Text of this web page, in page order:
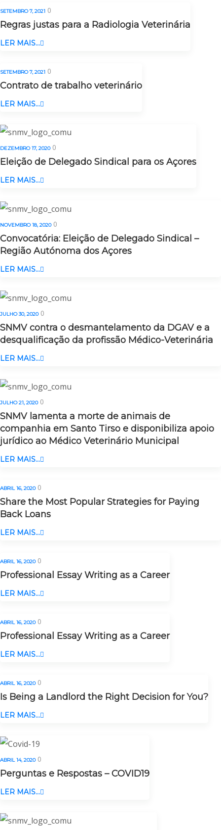
SETEMBRO 7, 2021 0
Regras justas para a Radiologia Veterinária
LER MAIS...
SETEMBRO 7, 2021 0
Contrato de trabalho veterinário
LER MAIS...
DEZEMBRO 17, 2020 0
Eleição de Delegado Sindical para os Açores
LER MAIS...
NOVEMBRO 18, 2020 0
Convocatória: Eleição de Delegado Sindical –
Região Autónoma dos Açores
LER MAIS...
JULHO 30, 2020 0
SNMV contra o desmantelamento da DGAV e a
desqualificação da profissão Médico-Veterinária
LER MAIS...
JULHO 21, 2020 0
SNMV lamenta a morte de animais de
companhia em Santo Tirso e disponibiliza apoio
jurídico ao Médico Veterinário Municipal
LER MAIS...
ABRIL 16, 2020 0
Share the Most Popular Strategies for Paying
Back Loans
LER MAIS...
ABRIL 16, 2020 0
Professional Essay Writing as a Career
LER MAIS...
ABRIL 16, 2020 0
Professional Essay Writing as a Career
LER MAIS...
ABRIL 16, 2020 0
Is Being a Landlord the Right Decision for You?
LER MAIS...
ABRIL 14, 2020 0
Perguntas e Respostas – COVID19
LER MAIS...